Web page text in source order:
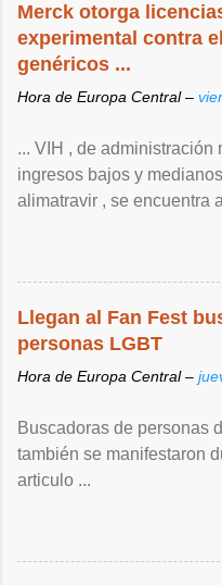
Merck otorga
experimental contra
genéricos ...
Hora de Europa Central –
... VIH , de ‌administración
ingresos bajos y
alimatravir , se encuentra
Llegan al Fan Fest
personas LGBT
Hora de Europa Central –
Buscadoras de personas
también se manifestaron
articulo ...